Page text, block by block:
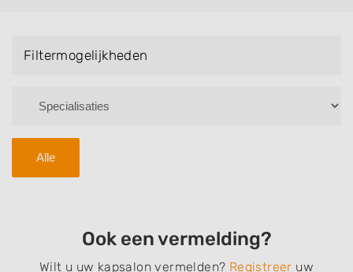
Filtermogelijkheden
Alle
Ook een vermelding?
Wilt u uw kapsalon vermelden? Registreer uw